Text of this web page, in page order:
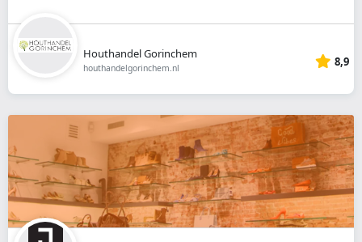
Houthandel Gorinchem
houthandelgorinchem.nl 8,9